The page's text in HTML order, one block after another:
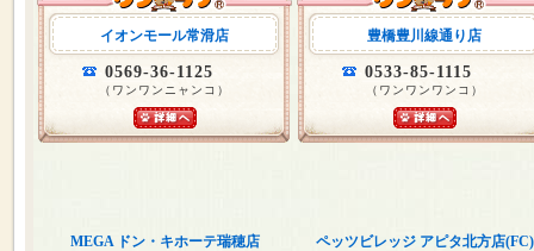
イオンモール常滑店
0569-36-1125
（ワンワンニャンコ）
豊橋豊川線通り店
0533-85-1115
（ワンワンワンコ）
MEGA ドン・キホーテ瑞穂店 ペッツビレッジ アピタ北方店(FC)